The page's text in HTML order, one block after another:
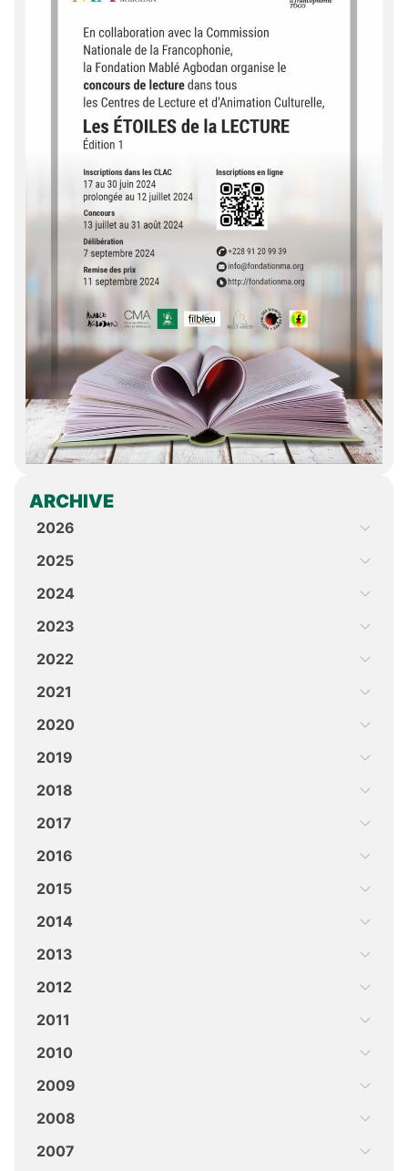
ARCHIVE
2026
2025
2024
2023
2022
2021
2020
2019
2018
2017
2016
2015
2014
2013
2012
2011
2010
2009
2008
2007